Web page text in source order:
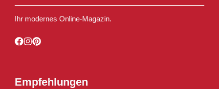
Ihr modernes Online-Magazin.
Empfehlungen